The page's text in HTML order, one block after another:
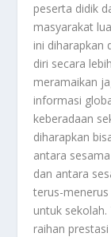
peserta didik
masyarakat
ini diharapkan
diri secara
meramaikan
informasi
keberadaan
diharapkan
antara
dan antara
terus-
untuk
raihan